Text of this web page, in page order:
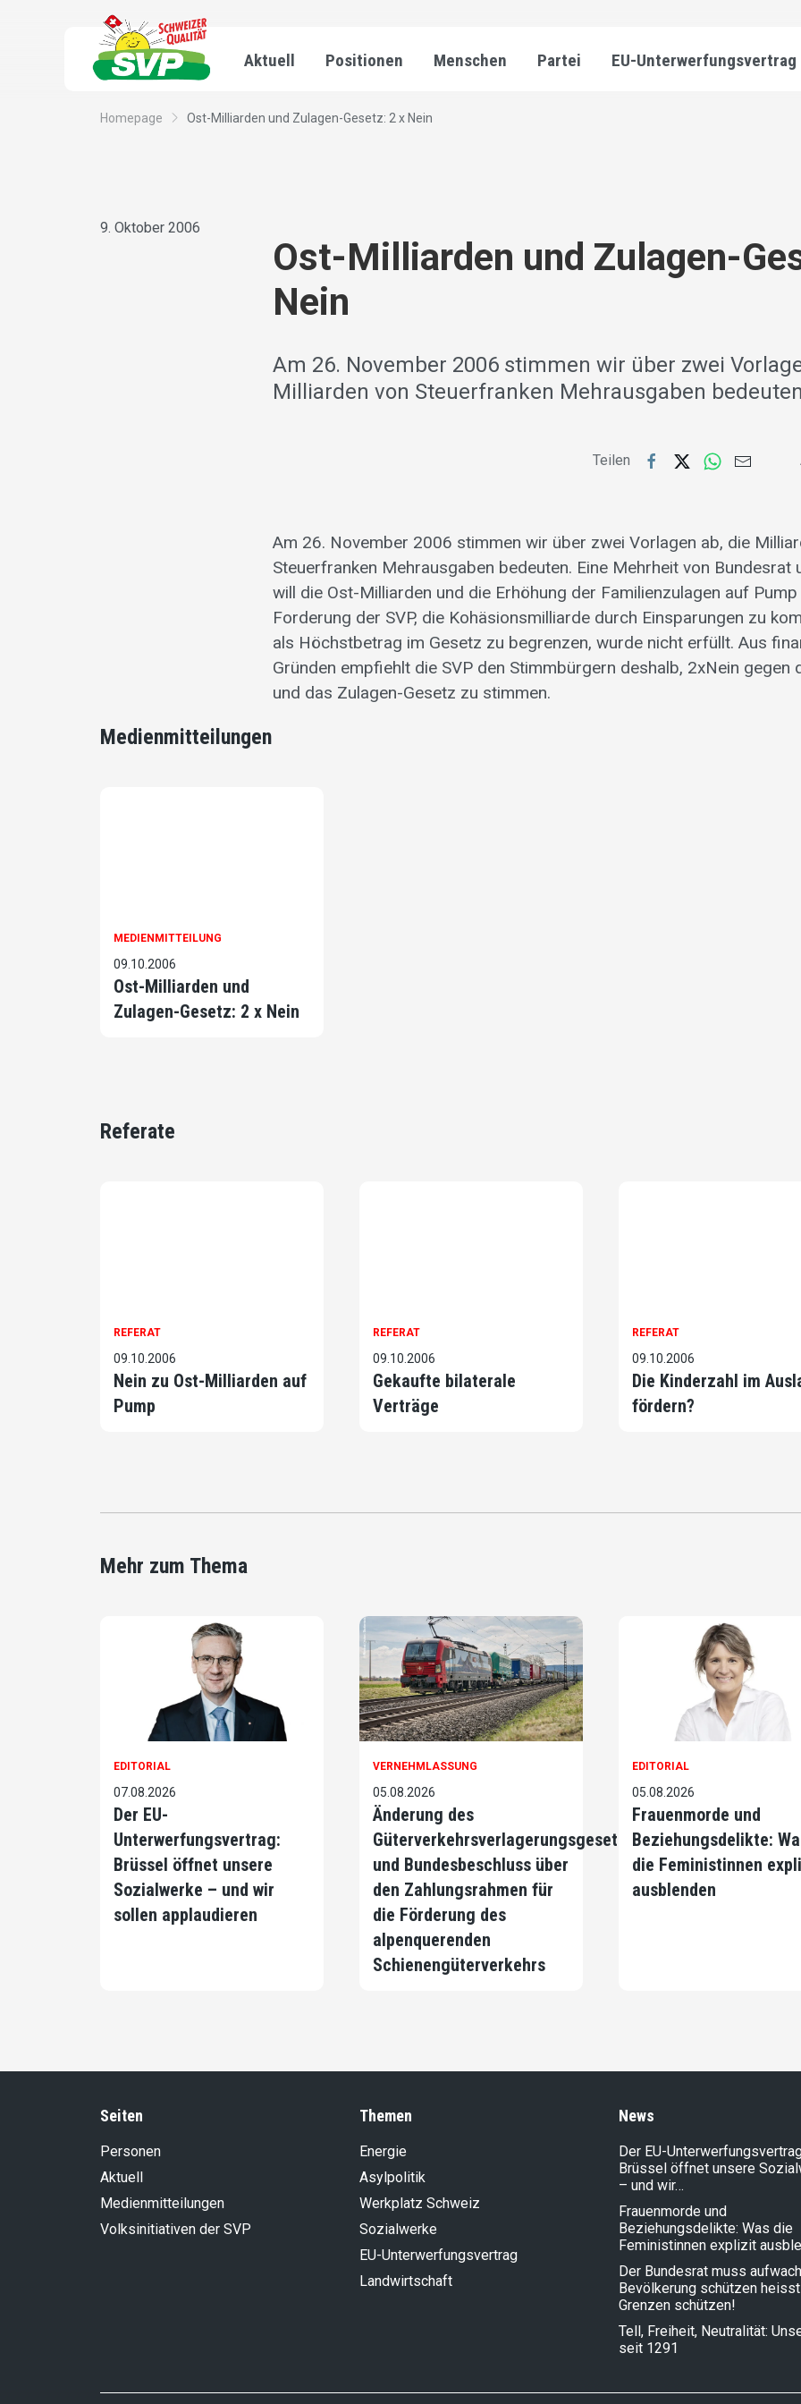
Aktuell Positionen Menschen Partei EU-Unterwerfungsvertrag
Homepage Ost-Milliarden und Zulagen-Gesetz: 2 x Nein
9. Oktober 2006
Ost-Milliarden und Zulagen-
Nein
Am 26. November 2006 stimmen wir über zwei
Milliarden von Steuerfranken Mehrausgaben
Teilen
Am 26. November 2006 stimmen wir über zwei Vorlagen ab, die
Steuerfranken Mehrausgaben bedeuten. Eine Mehrheit von Bundesrat
will die Ost-Milliarden und die Erhöhung der Familienzulagen auf
Forderung der SVP, die Kohäsionsmilliarde durch Einsparungen zu
als Höchstbetrag im Gesetz zu begrenzen, wurde nicht erfüllt. Aus
Gründen empfiehlt die SVP den Stimmbürgern deshalb, 2xNein gegen
und das Zulagen-Gesetz zu stimmen.
Medienmitteilungen
MEDIENMITTEILUNG
09.10.2006
Ost-Milliarden und
Zulagen-Gesetz: 2 x Nein
Referate
REFERAT
09.10.2006
Nein zu Ost-Milliarden auf
Pump
REFERAT
09.10.2006
Gekaufte bilaterale
Verträge
REFERAT
09.10.2006
Die Kinderzahl im
fördern?
Mehr zum Thema
EDITORIAL
07.08.2026
Der EU-
Unterwerfungsvertrag:
Brüssel öffnet unsere
Sozialwerke – und wir
sollen applaudieren
VERNEHMLASSUNG
05.08.2026
Änderung des
Güterverkehrsverlagerungsgesetzes
und Bundesbeschluss über
den Zahlungsrahmen für
die Förderung des
alpenquerenden
Schienengüterverkehrs
EDITORIAL
05.08.2026
Frauenmorde und
Beziehungsdelikte:
die Feministinnen
ausblenden
Seiten
Personen
Aktuell
Medienmitteilungen
Volksinitiativen der SVP
Themen
Energie
Asylpolitik
Werkplatz Schweiz
Sozialwerke
EU-Unterwerfungsvertrag
Landwirt­schaft
News
Der EU-
Brüssel öffnet unsere
– und wir…
Frauenmorde und
Beziehungsdelikte: Was die
Feministinnen explizit
Der Bundesrat muss
Bevölkerung schützen heisst
Grenzen schützen!
Tell, Freiheit, Neutralität:
seit 1291